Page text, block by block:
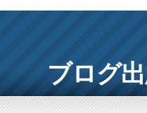
ブログ